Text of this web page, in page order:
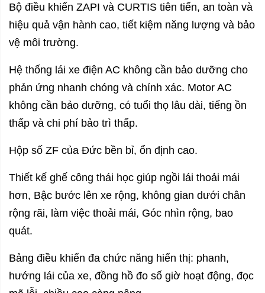
Bộ điều khiển ZAPI và CURTIS tiên tiến, an toàn và
hiệu quả vận hành cao, tiết kiệm năng lượng và bảo
vệ môi trường.
Hệ thống lái xe điện AC không cần bảo dưỡng cho
phản ứng nhanh chóng và chính xác. Motor AC
không cần bảo dưỡng, có tuổi thọ lâu dài, tiếng ồn
thấp và chi phí bảo trì thấp.
Hộp số ZF của Đức bền bỉ, ổn định cao.
Thiết kế ghế công thái học giúp ngồi lái thoải mái
hơn, Bậc bước lên xe rộng, không gian dưới chân
rộng rãi, làm việc thoải mái, Góc nhìn rộng, bao
quát.
Bảng điều khiển đa chức năng hiển thị: phanh,
hướng lái của xe, đồng hồ đo số giờ hoạt động, đọc